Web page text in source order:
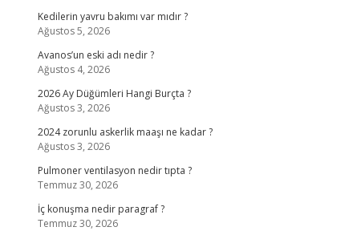
Kedilerin yavru bakımı var mıdır ?
Ağustos 5, 2026
Avanos’un eski adı nedir ?
Ağustos 4, 2026
2026 Ay Düğümleri Hangi Burçta ?
Ağustos 3, 2026
2024 zorunlu askerlik maaşı ne kadar ?
Ağustos 3, 2026
Pulmoner ventilasyon nedir tıpta ?
Temmuz 30, 2026
İç konuşma nedir paragraf ?
Temmuz 30, 2026